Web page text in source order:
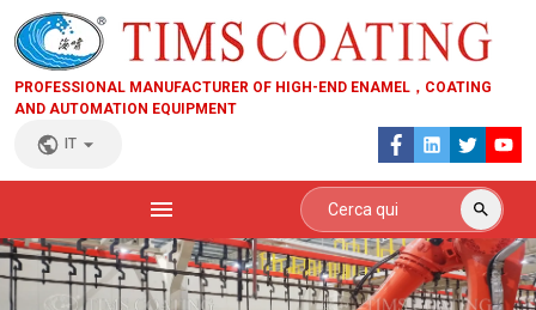
PROFESSIONAL MANUFACTURER OF HIGH-END ENAMEL，COATING
AND AUTOMATION EQUIPMENT
IT